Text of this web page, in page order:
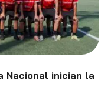
Nacional inician la